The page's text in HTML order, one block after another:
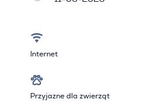
Internet
Przyjazne dla zwierząt